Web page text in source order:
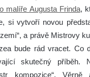
malíře Augusta Frinda,
si vytvoří novou
a právě Mistrovy
bude rád vracet. Co
skutečný příběh.
kompozice“.